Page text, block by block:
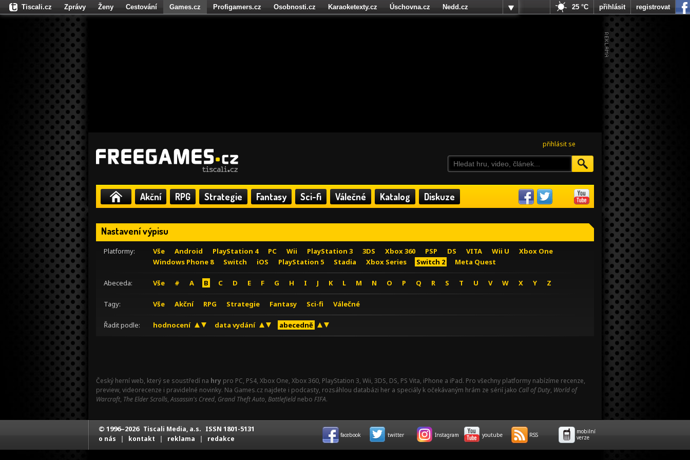
přihlásit se
Akční RPG Strategie Fantasy Sci-fi Válečné Katalog Diskuze
Nastavení výpisu
Platformy: Vše Android PlayStation 4 PC Wii PlayStation 3 3DS Xbox 360 PSP DS VITA Wii U
Xbox One
Windows Phone 8
Switch iOS PlayStation 5 Stadia Xbox Series Switch 2 Meta Quest
Abeceda: Vše # A B C D E F G H I J K L M N O P Q R S T U V W X Y Z
Tagy: Vše Akční RPG Strategie Fantasy Sci-fi Válečné
Řadit podle: hodnocení data vydání abecedně
Český herní web, který se soustředí na hry pro PC, PS4, Xbox One, Xbox 360, PlayStation 3, Wii, 3DS, DS, PS Vita, iPhone a iPad. Pro všechny platformy nabízíme recenze,
preview, videorecenze i pravidelné novinky. Na Games.cz najdete i podcasty, rozsáhlou databázi her a speciály k očekávaným hrám ze sérií jako Call of Duty, World of
Warcraft, The Elder Scrolls,Assassin's Creed, Grand Theft Auto, Battlefield nebo FIFA.
Tiscali.cz Zprávy Ženy Cestování Games.cz Profigamers.cz Osobnosti.cz Karaoketexty.cz Úschovna.cz
Nedd.cz
Fights.cz
25 °C přihlásit registrovat
© 1996–2026 Tiscali Media, a.s. ISSN 1801-5131
o nás | kontakt | reklama | redakce facebook twitter Instagram youtube RSS
mobilní
verze